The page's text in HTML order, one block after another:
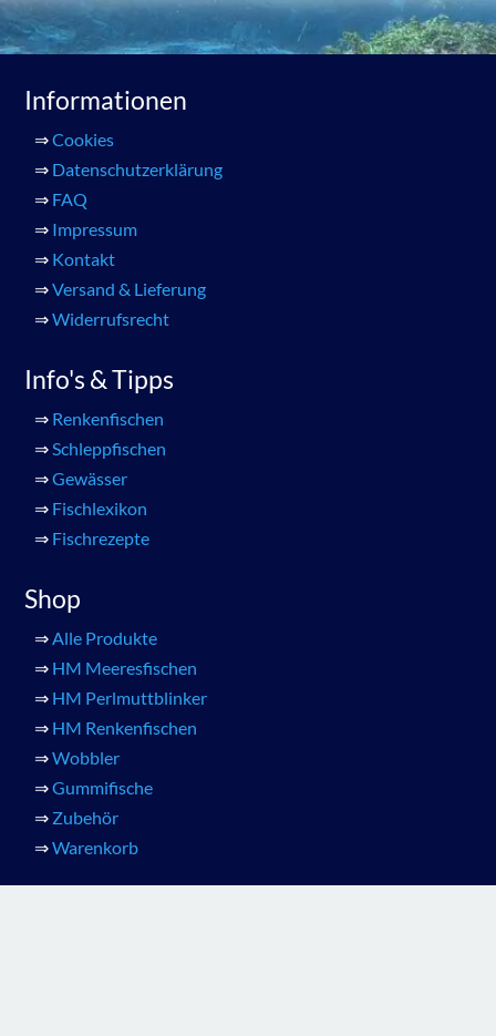
Informationen
⇒Cookies
⇒ Datenschutzerklärung
⇒ FAQ
⇒ Impressum
⇒ Kontakt
⇒Versand & Lieferung
⇒Widerrufsrecht
Info's & Tipps
⇒ Renkenfischen
⇒Schleppfischen
⇒Gewässer
⇒ Fischlexikon
⇒ Fischrezepte
Shop
⇒Alle Produkte
⇒ HM Meeresfischen
⇒ HM Perlmuttblinker
⇒ HM Renkenfischen
⇒Wobbler
⇒Gummifische
⇒ Zubehör
⇒Warenkorb